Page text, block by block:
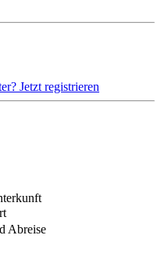
Jetzt registrieren
Abreise